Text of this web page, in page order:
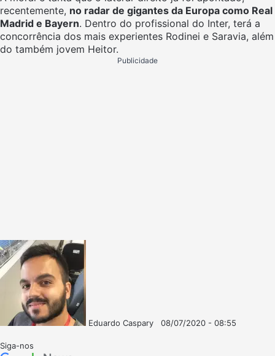
recentemente, no radar de gigantes da Europa como Real
Madrid e Bayern. Dentro do profissional do Inter, terá a
concorrência dos mais experientes Rodinei e Saravia, além
do também jovem Heitor.
Publicidade
Eduardo Caspary
08/07/2020 - 08:55
Siga-nos